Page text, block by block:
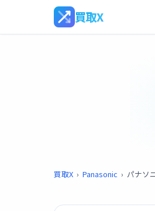
買取X
買取X › Panasonic › パナソ